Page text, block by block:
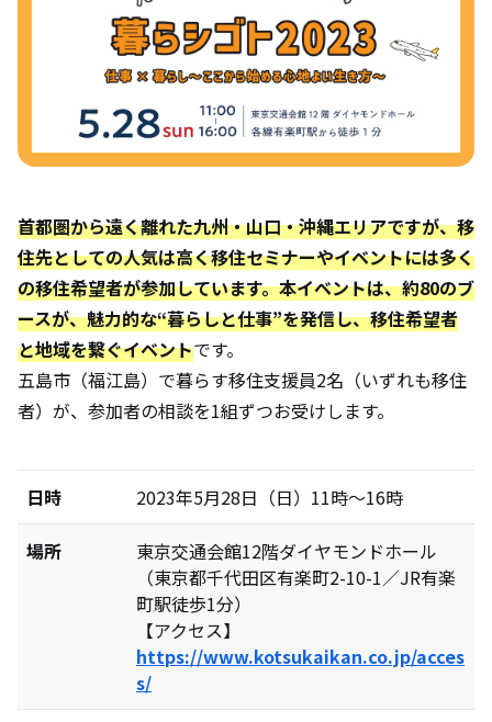
首都圏から遠く離れた九州・山口・沖縄エリアですが、移
住先としての人気は高く移住セミナーやイベントには多く
の移住希望者が参加しています。本イベントは、約80のブ
ースが、魅力的な“暮らしと仕事”を発信し、移住希望者
と地域を繋ぐイベントです。
五島市（福江島）で暮らす移住支援員2名（いずれも移住
者）が、参加者の相談を1組ずつお受けします。
日時 2023年5月28日（日）11時～16時
場所
東京交通会館12階ダイヤモンドホール
（東京都千代田区有楽町2-10-1／JR有楽
町駅徒歩1分）
【アクセス】
https://www.kotsukaikan.co.jp/acces
s/